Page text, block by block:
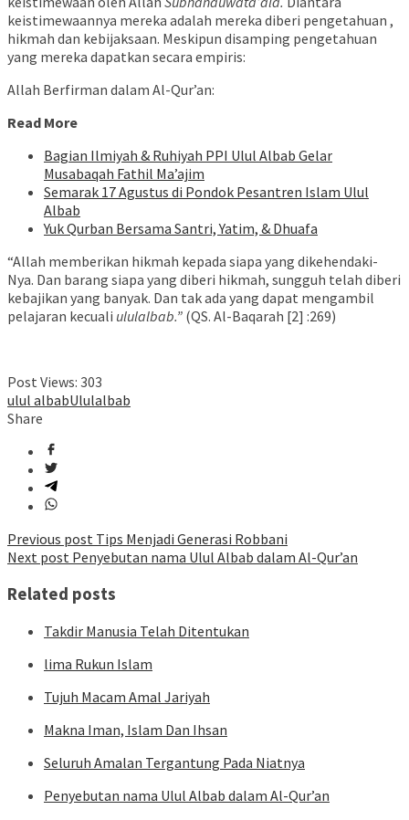
keistimewaannya mereka adalah mereka diberi pengetahuan ,
hikmah dan kebijaksaan. Meskipun disamping pengetahuan
yang mereka dapatkan secara empiris:
Allah Berfirman dalam Al-Qur’an:
Read More
Bagian Ilmiyah & Ruhiyah PPI Ulul Albab Gelar
Musabaqah Fathil Ma’ajim
Semarak 17 Agustus di Pondok Pesantren Islam Ulul
Albab
Yuk Qurban Bersama Santri, Yatim, & Dhuafa
“Allah memberikan hikmah kepada siapa yang dikehendaki-
Nya. Dan barang siapa yang diberi hikmah, sungguh telah diberi
kebajikan yang banyak. Dan tak ada yang dapat mengambil
pelajaran kecuali ululalbab.” (QS. Al-Baqarah [2] :269)
Post Views: 303
ulul albabUlulalbab
Share
Post
navigation
Previous post Tips Menjadi Generasi Robbani
Next post Penyebutan nama Ulul Albab dalam Al-Qur’an
Related posts
Takdir Manusia Telah Ditentukan
lima Rukun Islam
Tujuh Macam Amal Jariyah
Makna Iman, Islam Dan Ihsan
Seluruh Amalan Tergantung Pada Niatnya
Penyebutan nama Ulul Albab dalam Al-Qur’an